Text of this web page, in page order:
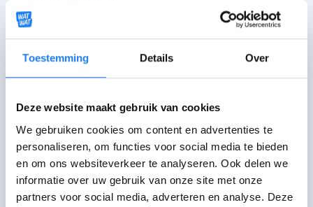
Toestemming Details Over
Deze website maakt gebruik van cookies
We gebruiken cookies om content en advertenties te
personaliseren, om functies voor social media te bieden
en om ons websiteverkeer te analyseren. Ook delen we
informatie over uw gebruik van onze site met onze
partners voor social media, adverteren en analyse. Deze
Wanneer begint de
puberteit?
start je puberteit rond je 11 jaar
meisjes is dit iets vroeger dan bij
jongens.
Groeitjouw lichaam anders, vroeger